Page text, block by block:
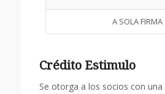
A SOLA FIRMA
Crédito Estimulo
Se otorga a los socios con una